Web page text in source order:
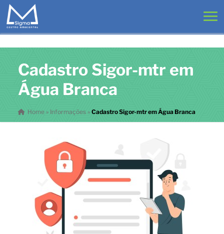
Cadastro Sigor-mtr em
Água Branca
Home» Informações » Cadastro Sigor-mtr em Água Branca